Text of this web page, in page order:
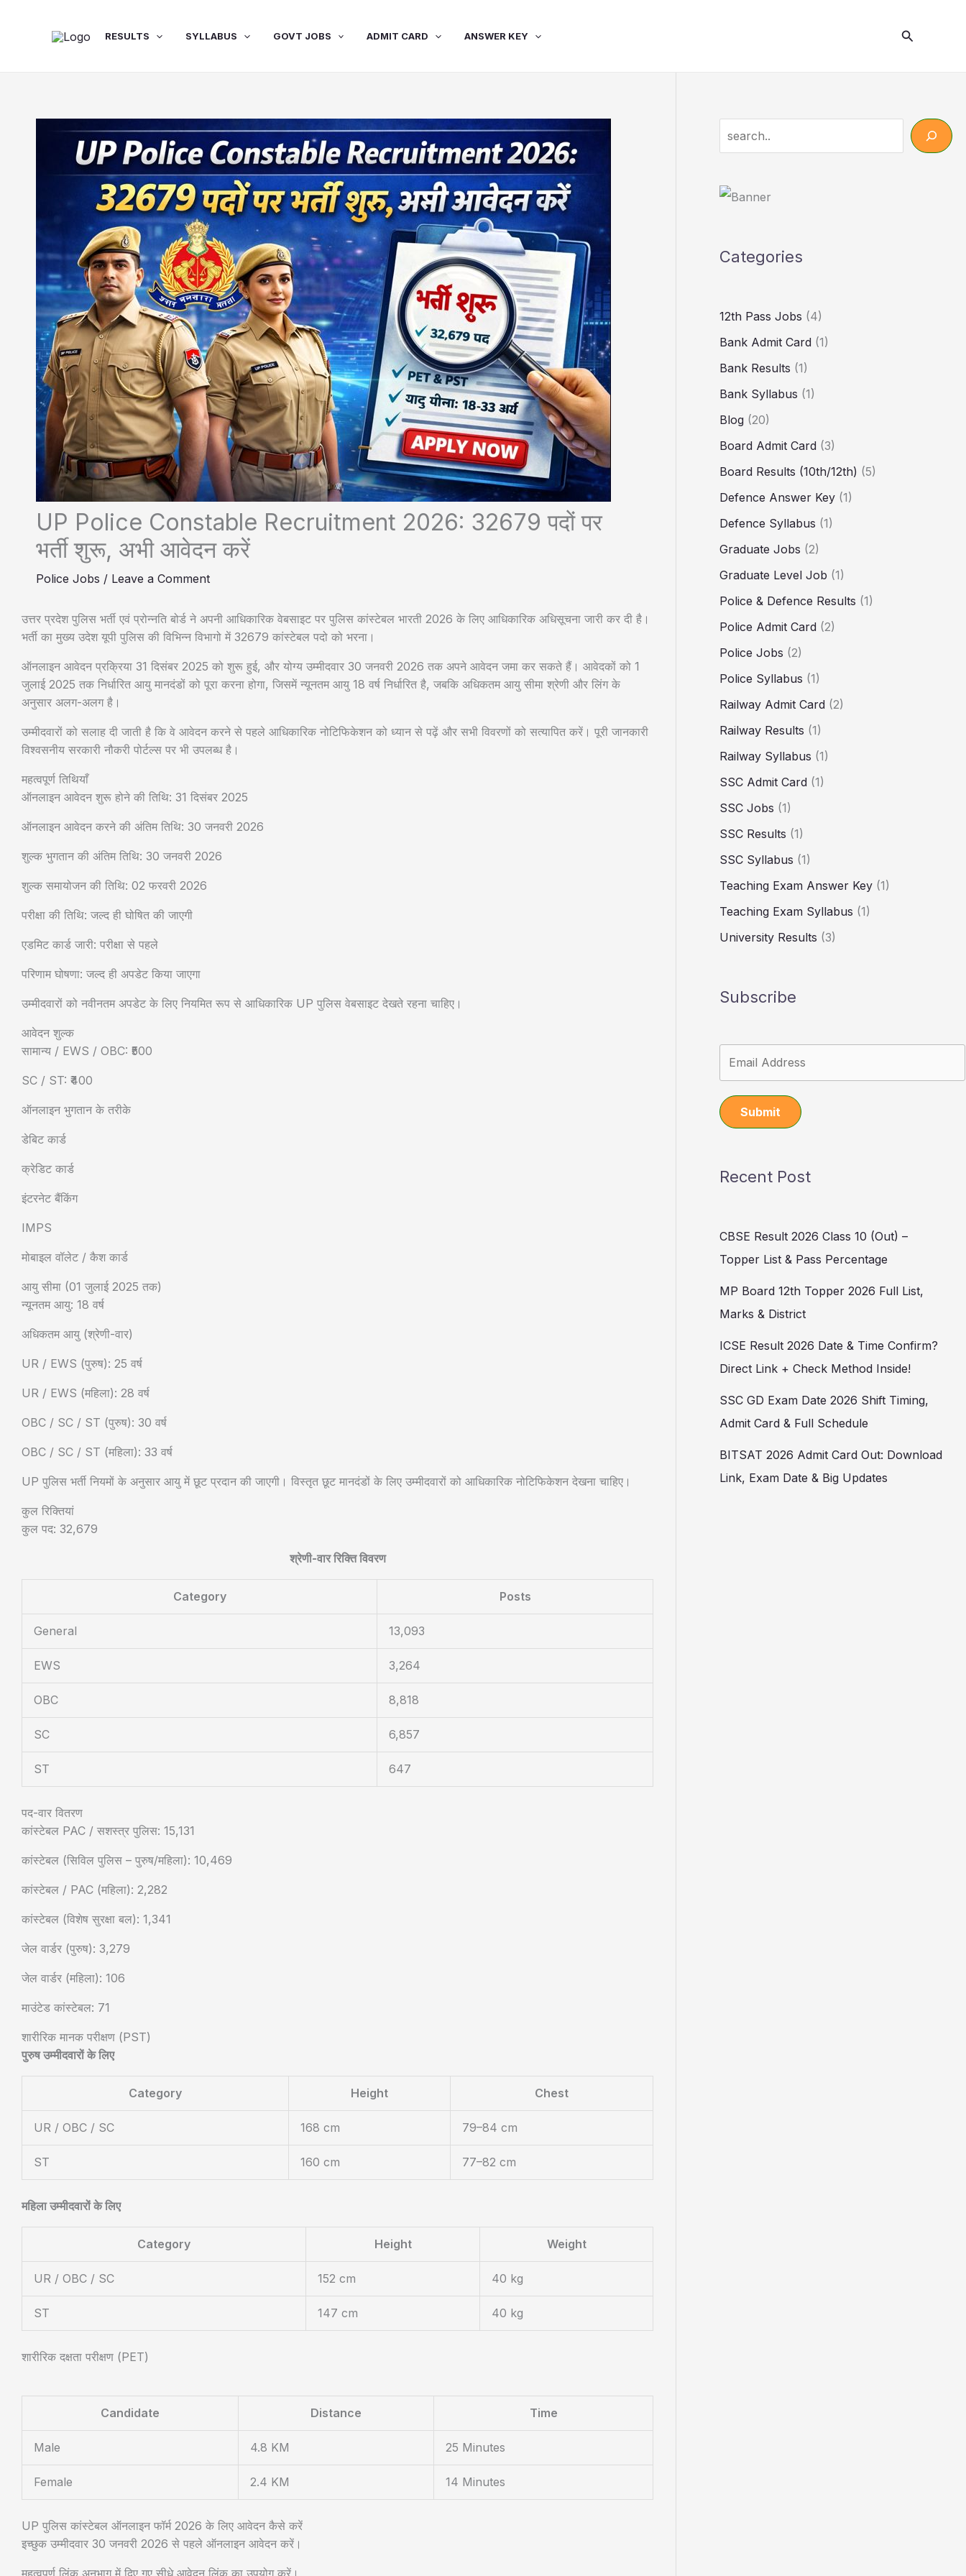
RESULTS SYLLABUS GOVT JOBS ADMIT CARD ANSWER KEY Search
UP Police Constable Recruitment 2026: 32679 पदों पर
भर्ती शुरू, अभी आवेदन करें
Police Jobs / Leave a Comment
उत्तर प्रदेश पुलिस भर्ती एवं प्रोन्नति बोर्ड ने अपनी आधिकारिक वेबसाइट पर पुलिस कांस्टेबल भारती 2026 के लिए आधिकारिक अधिसूचना जारी कर दी है।
भर्ती का मुख्य उदेश यूपी पुलिस की विभिन्न विभागो में 32679 कांस्टेबल पदो को भरना।
ऑनलाइन आवेदन प्रक्रिया 31 दिसंबर 2025 को शुरू हुई, और योग्य उम्मीदवार 30 जनवरी 2026 तक अपने आवेदन जमा कर सकते हैं। आवेदकों को 1
जुलाई 2025 तक निर्धारित आयु मानदंडों को पूरा करना होगा, जिसमें न्यूनतम आयु 18 वर्ष निर्धारित है, जबकि अधिकतम आयु सीमा श्रेणी और लिंग के
अनुसार अलग-अलग है।
उम्मीदवारों को सलाह दी जाती है कि वे आवेदन करने से पहले आधिकारिक नोटिफिकेशन को ध्यान से पढ़ें और सभी विवरणों को सत्यापित करें। पूरी जानकारी
विश्वसनीय सरकारी नौकरी पोर्टल्स पर भी उपलब्ध है।
महत्वपूर्ण तिथियाँ
ऑनलाइन आवेदन शुरू होने की तिथि: 31 दिसंबर 2025
ऑनलाइन आवेदन करने की अंतिम तिथि: 30 जनवरी 2026
शुल्क भुगतान की अंतिम तिथि: 30 जनवरी 2026
शुल्क समायोजन की तिथि: 02 फरवरी 2026
परीक्षा की तिथि: जल्द ही घोषित की जाएगी
एडमिट कार्ड जारी: परीक्षा से पहले
परिणाम घोषणा: जल्द ही अपडेट किया जाएगा
उम्मीदवारों को नवीनतम अपडेट के लिए नियमित रूप से आधिकारिक UP पुलिस वेबसाइट देखते रहना चाहिए।
आवेदन शुल्क
सामान्य / EWS / OBC: ₹500
SC / ST: ₹400
ऑनलाइन भुगतान के तरीके
डेबिट कार्ड
क्रेडिट कार्ड
इंटरनेट बैंकिंग
IMPS
मोबाइल वॉलेट / कैश कार्ड
आयु सीमा (01 जुलाई 2025 तक)
न्यूनतम आयु: 18 वर्ष
अधिकतम आयु (श्रेणी-वार)
UR / EWS (पुरुष): 25 वर्ष
UR / EWS (महिला): 28 वर्ष
OBC / SC / ST (पुरुष): 30 वर्ष
OBC / SC / ST (महिला): 33 वर्ष
UP पुलिस भर्ती नियमों के अनुसार आयु में छूट प्रदान की जाएगी। विस्तृत छूट मानदंडों के लिए उम्मीदवारों को आधिकारिक नोटिफिकेशन देखना चाहिए।
कुल रिक्तियां
कुल पद: 32,679
श्रेणी-वार रिक्ति विवरण
Category Posts
General 13,093
EWS 3,264
OBC 8,818
SC 6,857
ST 647
पद-वार वितरण
कांस्टेबल PAC / सशस्त्र पुलिस: 15,131
कांस्टेबल (सिविल पुलिस – पुरुष/महिला): 10,469
कांस्टेबल / PAC (महिला): 2,282
कांस्टेबल (विशेष सुरक्षा बल): 1,341
जेल वार्डर (पुरुष): 3,279
जेल वार्डर (महिला): 106
माउंटेड कांस्टेबल: 71
शारीरिक मानक परीक्षण (PST)
पुरुष उम्मीदवारों के लिए
Category Height Chest
UR / OBC / SC 168 cm 79–84 cm
ST 160 cm 77–82 cm
महिला उम्मीदवारों के लिए
Category Height Weight
UR / OBC / SC 152 cm 40 kg
ST 147 cm 40 kg
शारीरिक दक्षता परीक्षण (PET)
Candidate Distance Time
Male 4.8 KM 25 Minutes
Female 2.4 KM 14 Minutes
UP पुलिस कांस्टेबल ऑनलाइन फॉर्म 2026 के लिए आवेदन कैसे करें
इच्छुक उम्मीदवार 30 जनवरी 2026 से पहले ऑनलाइन आवेदन करें।
महत्वपूर्ण लिंक अनुभाग में दिए गए सीधे आवेदन लिंक का उपयोग करें।
Categories
12th Pass Jobs (4)
Bank Admit Card(1)
Bank Results (1)
Bank Syllabus (1)
Blog(20)
Board Admit Card(3)
Board Results (10th/12th) (5)
Defence Answer Key(1)
Defence Syllabus (1)
Graduate Jobs (2)
Graduate Level Job (1)
Police & Defence Results (1)
Police Admit Card(2)
Police Jobs (2)
Police Syllabus (1)
Railway Admit Card(2)
Railway Results (1)
Railway Syllabus (1)
SSC Admit Card(1)
SSC Jobs (1)
SSC Results (1)
SSC Syllabus (1)
Teaching Exam Answer Key(1)
Teaching Exam Syllabus (1)
University Results (3)
Subscribe
Submit
Recent Post
CBSE Result 2026 Class 10 (Out) –
Topper List & Pass Percentage
MP Board 12th Topper 2026 Full List,
Marks & District
ICSE Result 2026 Date & Time Confirm?
Direct Link + Check Method Inside!
SSC GD Exam Date 2026 Shift Timing,
Admit Card & Full Schedule
BITSAT 2026 Admit Card Out: Download
Link, Exam Date & Big Updates